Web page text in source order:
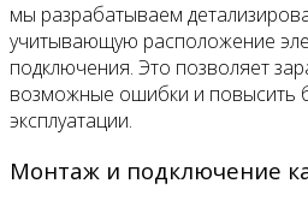
мы разрабатываем
учитывающую расположение
подключения. Это позволяет
возможные ошибки и повысить
эксплуатации.
Монтаж и подключение